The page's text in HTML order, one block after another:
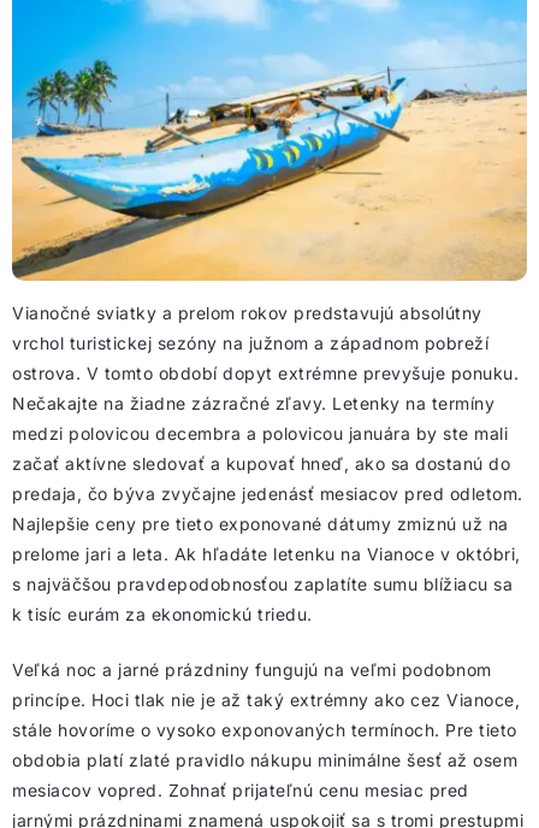
Vianočné sviatky a prelom rokov predstavujú absolútny
vrchol turistickej sezóny na južnom a západnom pobreží
ostrova. V tomto období dopyt extrémne prevyšuje ponuku.
Nečakajte na žiadne zázračné zľavy. Letenky na termíny
medzi polovicou decembra a polovicou januára by ste mali
začať aktívne sledovať a kupovať hneď, ako sa dostanú do
predaja, čo býva zvyčajne jedenásť mesiacov pred odletom.
Najlepšie ceny pre tieto exponované dátumy zmiznú už na
prelome jari a leta. Ak hľadáte letenku na Vianoce v októbri,
s najväčšou pravdepodobnosťou zaplatíte sumu blížiacu sa
k tisíc eurám za ekonomickú triedu.
Veľká noc a jarné prázdniny fungujú na veľmi podobnom
princípe. Hoci tlak nie je až taký extrémny ako cez Vianoce,
stále hovoríme o vysoko exponovaných termínoch. Pre tieto
obdobia platí zlaté pravidlo nákupu minimálne šesť až osem
mesiacov vopred. Zohnať prijateľnú cenu mesiac pred
jarnými prázdninami znamená uspokojiť sa s tromi prestupmi